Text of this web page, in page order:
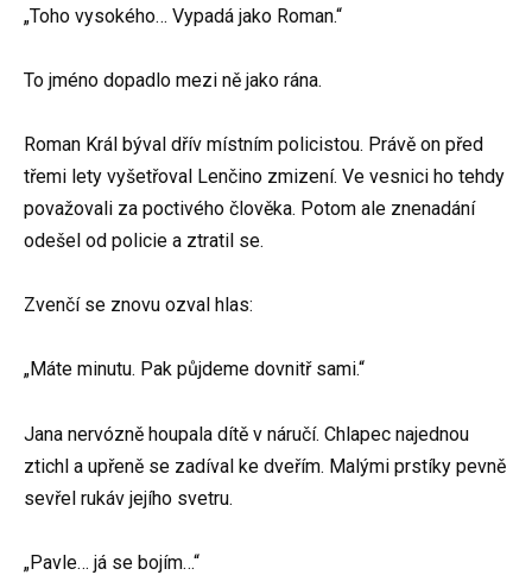
„Toho vysokého… Vypadá jako Roman.“
To jméno dopadlo mezi ně jako rána.
Roman Král býval dřív místním policistou. Právě on před
třemi lety vyšetřoval Lenčino zmizení. Ve vesnici ho tehdy
považovali za poctivého člověka. Potom ale znenadání
odešel od policie a ztratil se.
Zvenčí se znovu ozval hlas:
„Máte minutu. Pak půjdeme dovnitř sami.“
Jana nervózně houpala dítě v náručí. Chlapec najednou
ztichl a upřeně se zadíval ke dveřím. Malými prstíky pevně
sevřel rukáv jejího svetru.
„Pavle… já se bojím…“